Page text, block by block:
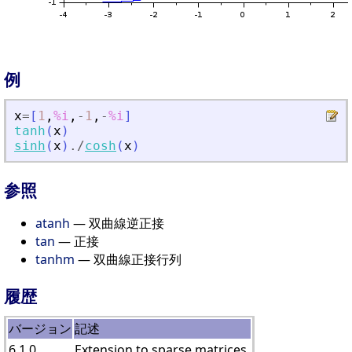
例
x= [ 1 , %i , - 1 , -%i]
tanh (x )
sinh (x ) ./cosh (x )
参照
atanh — 双曲線逆正接
tan — 正接
tanhm — 双曲線正接行列
履歴
バージョン 記述